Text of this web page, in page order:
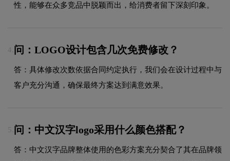
性，能够在众多竞品中脱颖而出，给消费者留下深刻印象。
4. 问：LOGO设计包含几次免费修改？
答：具体修改次数依据合同约定执行，我们会在设计过程中与
客户充分沟通，确保最终方案达到满意效果。
5. 问：中文汉字logo采用什么颜色搭配？
答：中文汉字品牌整体使用的色彩方案充分契合了其在品牌领